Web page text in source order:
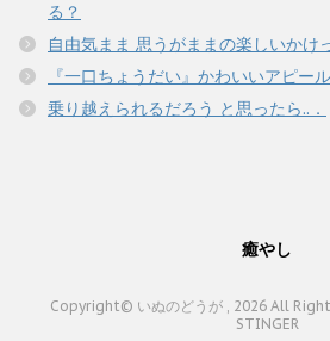
る？
自由気まま 思うがままの楽しいかけ
『一口ちょうだい』かわいいアピー
乗り越えられるだろう と思ったら..．
癒やし
Copyright© いぬのどうが , 2026 All
STINGER